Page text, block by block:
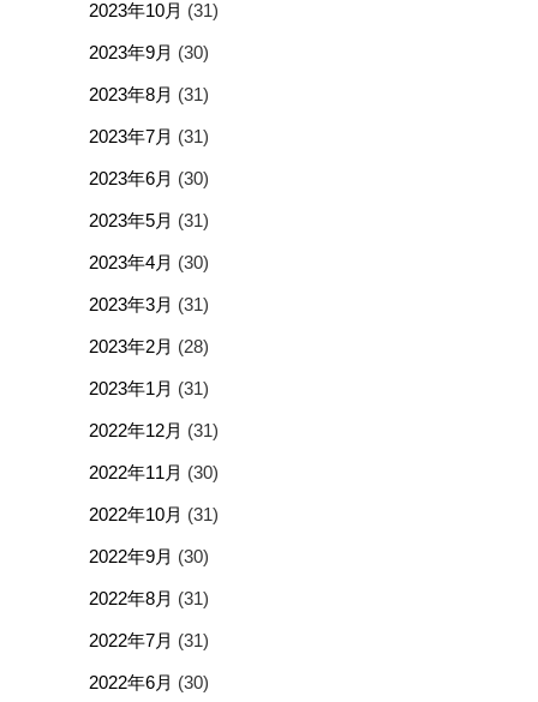
2023年10月 (31)
2023年9月 (30)
2023年8月 (31)
2023年7月 (31)
2023年6月 (30)
2023年5月 (31)
2023年4月 (30)
2023年3月 (31)
2023年2月 (28)
2023年1月 (31)
2022年12月 (31)
2022年11月 (30)
2022年10月 (31)
2022年9月 (30)
2022年8月 (31)
2022年7月 (31)
2022年6月 (30)